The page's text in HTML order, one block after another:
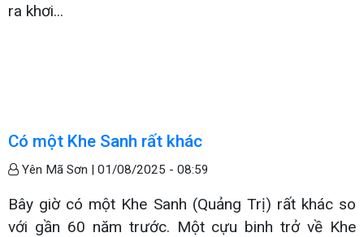
ra khơi...
Có một Khe Sanh rất khác
Yên Mã Sơn | 01/08/2025 - 08:59
Bây giờ có một Khe Sanh (Quảng Trị) rất khác so
với gần 60 năm trước. Một cựu binh trở về Khe